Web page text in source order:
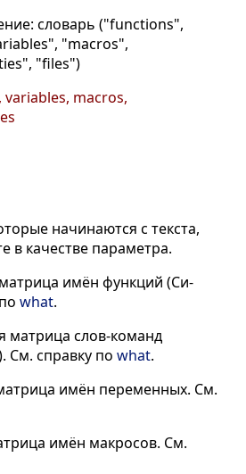
словарь ("functions",
"macros",
"files")
macros,
начинаются с текста,
в качестве параметра.
имён функций (Си-
what.
матрица слов-команд
См. справку по what.
имён переменных. См.
имён макросов. См.